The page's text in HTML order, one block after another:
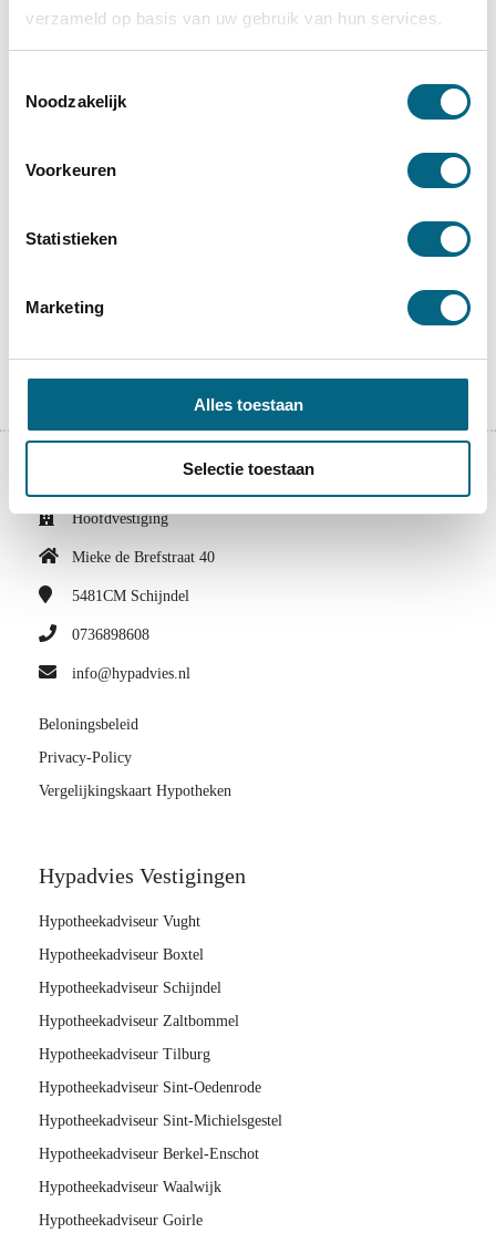
verzameld op basis van uw gebruik van hun services.
Noodzakelijk
Voorkeuren
Statistieken
Marketing
Alles toestaan
Selectie toestaan
Wat kost Hypotheekadvies
Wat is een Starterslening
Hoofdvestiging
Mieke de Brefstraat 40
5481CM Schijndel
0736898608
info@hypadvies.nl
Beloningsbeleid
Privacy-Policy
Vergelijkingskaart Hypotheken
Hypadvies Vestigingen
Hypotheekadviseur Vught
Hypotheekadviseur Boxtel
Hypotheekadviseur Schijndel
Hypotheekadviseur Zaltbommel
Hypotheekadviseur Tilburg
Hypotheekadviseur Sint-Oedenrode
Hypotheekadviseur Sint-Michielsgestel
Hypotheekadviseur Berkel-Enschot
Hypotheekadviseur Waalwijk
Hypotheekadviseur Goirle